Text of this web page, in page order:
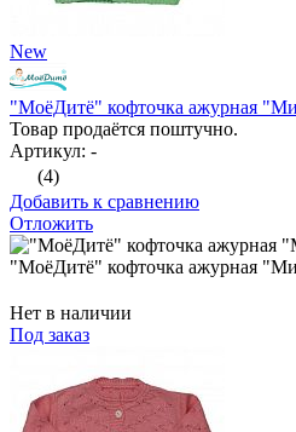
New
"МоёДитё" кофточка ажурная
Товар продаётся поштучно.
Артикул: -
(4)
Добавить к сравнению
Отложить
"МоёДитё" кофточка ажурная
Нет в наличии
Под заказ